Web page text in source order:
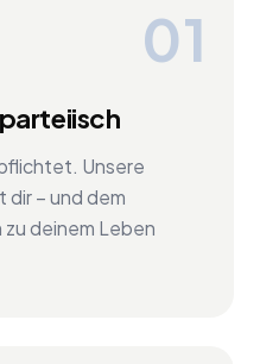
01
Unsere
dir – und dem
deinem Leben